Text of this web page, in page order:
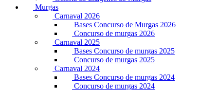
Murgas
Carnaval 2026
Bases Concurso de Murgas 2026
Concurso de murgas 2026
Carnaval 2025
Bases Concurso de murgas 2025
Concurso de murgas 2025
Carnaval 2024
Bases Concurso de murgas 2024
Concurso de murgas 2024